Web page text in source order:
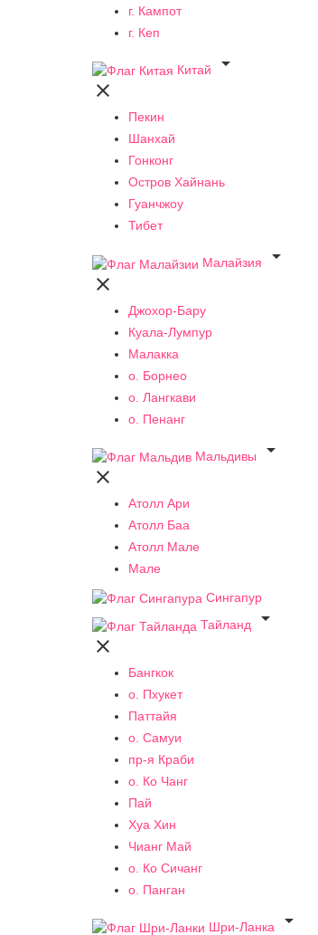
г. Кампот
г. Кеп
Китай


Пекин
Шанхай
Гонконг
Остров Хайнань
Гуанчжоу
Тибет
Малайзия


Джохор-Бару
Куала-Лумпур
Малакка
о. Борнео
о. Лангкави
о. Пенанг
Мальдивы


Атолл Ари
Атолл Баа
Атолл Мале
Мале
Сингапур
Тайланд


Бангкок
о. Пхукет
Паттайя
о. Самуи
пр-я Краби
о. Ко Чанг
Пай
Хуа Хин
Чианг Май
о. Ко Сичанг
о. Панган
Шри-Ланка
